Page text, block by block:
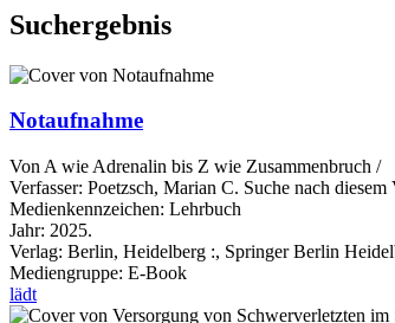
Suchergebnis
Notaufnahme
Von A wie Adrenalin bis Z wie Zusammenbruch /
Verfasser: Poetzsch, Marian C. Suche nach diesem
Medienkennzeichen: Lehrbuch
Jahr: 2025.
Verlag: Berlin, Heidelberg :, Springer Berlin
Mediengruppe: E-Book
lädt